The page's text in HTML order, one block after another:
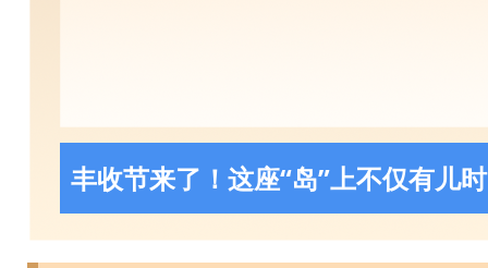
丰收节来了！这座“岛”上不仅有儿
的“海洋牧场”